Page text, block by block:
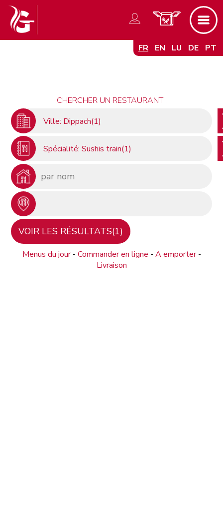
FR EN LU DE PT
CHERCHER UN RESTAURANT :
Ville: Dippach(1)
Spécialité: Sushis train(1)
Menus du jour- Commander en ligne - A emporter-
Livraison